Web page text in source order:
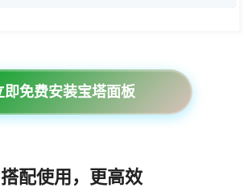
即免费安装宝塔面板
搭配使用，更高效